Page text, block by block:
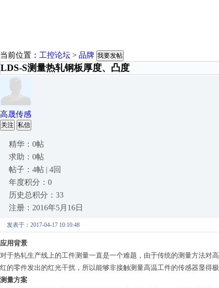
当前位置： 工控论坛 > 品牌 我要发帖
LDS-S测量热轧钢板厚度、凸度
高晟传感
关注 私信
精华：0帖
求助：0帖
帖子：4帖 | 4回
年度积分：0
历史总积分：33
注册：2016年5月16日
发表于：2017-04-17 10:10:48
应用背景
对于热轧生产线上的工件测量一直是一个难题，由于传统的测量方法对
红的零件发出的红光干扰，所以能够非接触测量高温工件的传感器显得
测量方案